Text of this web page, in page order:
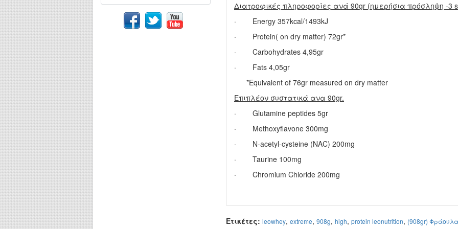
Διατροφικές πληροφορίες ανά 90gr (ημερήσια πρόσληψη -3
· Energy 357kcal/1493kJ
· Protein( on dry matter) 72gr*
· Carbohydrates 4,95gr
· Fats 4,05gr
*Equivalent of 76gr measured on dry matter
Επιπλέον συστατικά ανα 90gr.
· Glutamine peptides 5gr
· Methoxyflavone 300mg
· N-acetyl-cysteine (NAC) 200mg
· Taurine 100mg
· Chromium Chloride 200mg
Ετικέτες: leowhey, extreme, 908g, high, protein leonutrition, (908gr) Φράουλα